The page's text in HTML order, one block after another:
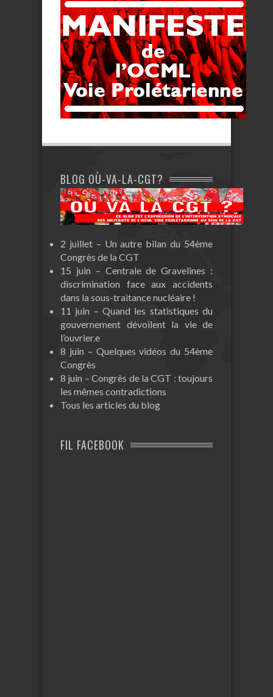
BLOG OÙ-VA-LA-CGT?
2 juillet – Un autre bilan du 54ème
Congrès de la CGT
15 juin – Centrale de Gravelines :
discrimination face aux accidents
dans la sous-traitance nucléaire !
11 juin – Quand les statistiques du
gouvernement dévoilent la vie de
l’ouvrier.e
8 juin – Quelques vidéos du 54ème
Congrès
8 juin – Congrès de la CGT : toujours
les mêmes contradictions
Tous les articles du blog
FIL FACEBOOK